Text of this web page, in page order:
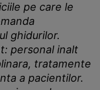
pe care le
ghidurilor.
personal inalt
tratamente
a pacientilor.